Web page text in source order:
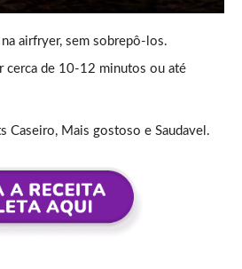
airfryer, sem sobrepô-los.
cerca de 10-12 minutos ou até
Caseiro, Mais gostoso e Saudavel.